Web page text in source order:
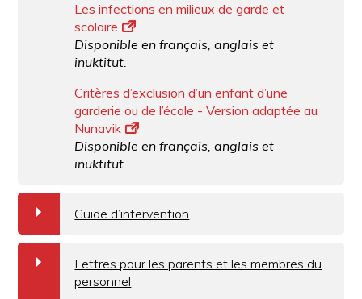
Les infections en milieux de garde et
scolaire
Disponible en français, anglais et
inuktitut.
Critères d’exclusion d’un enfant d’une
garderie ou de l’école - Version adaptée au
Nunavik
Disponible en français, anglais et
inuktitut.
a Guide d’intervention
a
Lettres pour les parents et les membres du
personnel